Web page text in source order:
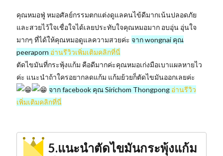
คุณหมอฟู่ หมอศัลย์​กรรมตกแต่งดูแลคนไข้ดีมากเน้นปลอดภัย​
และสวยไว้ใจเชื่อใจได้เลยประทับใจคุณ​หมอมาก อบอุ่น อุ่นใจ
มากๆ ที่ได้ให้คุณหมอดูแลความสวยค่ะ จาก wongnai คุณ
peeraporn อ่านรีวิวเพิ่มเติมคลิกที่นี่
ตัดไขมันที่กระพุ้งแก้ม คือดีมากค่ะคุณหมอเก่งมือเบาแผลหายไว
ค่ะ แนะนำถ้าใครอยากลดแก้ม แก้มย้วยก็ตัดไขมันออกเลยค่ะ
จาก facebook คุณ Sirichom Thongpong อ่านรีวิว
เพิ่มเติมคลิกที่นี่
5.แนะนำตัดไขมันกระพุ้งแก้ม